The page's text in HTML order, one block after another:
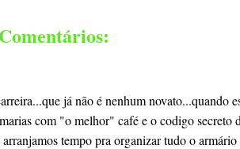
Comentários:
já não é nenhum
com "o melhor" café e o codigo
tempo pra organizar tudo o